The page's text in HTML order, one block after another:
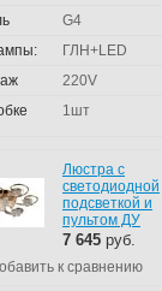
G4
ГЛН+LED
220V
1шт
Люстра с
светодиодной
подсветкой и
пультом ДУ
7 645 руб.
к сравнению